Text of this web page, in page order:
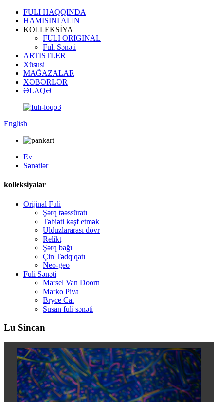
FULI HAQQINDA
HAMISINI ALIN
KOLLEKSİYA
FULI ORIGINAL
Fuli Sənəti
ARTISTLER
Xüsusi
MAĞAZALAR
XƏBƏRLƏR
ƏLAQƏ
English
Ev
Sənətlər
kolleksiyalar
Orijinal Fuli
Şərq təəssüratı
Təbiəti kəşf etmək
Ulduzlararası dövr
Relikt
Şərq bağı
Çin Tədqiqatı
Neo-geo
Fuli Sənəti
Marsel Van Doorn
Marko Piva
Bryce Cai
Susan fuli sənəti
Lu Sincan